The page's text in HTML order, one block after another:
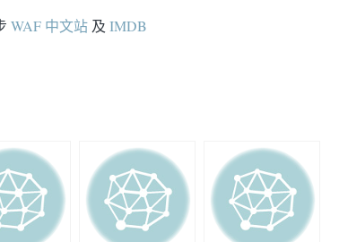
WAF 中文站 及 IMDB